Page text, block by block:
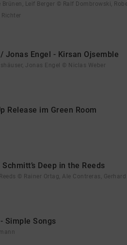
Leif Berger © Ralf Dombrowski,
Jonas Engel - Kirsan Ojsemble
Jonas Engel © Niclas Weber
Release im Green Room
Deep in the Reeds
© Rainer Ortag, Ale Contreras,
Simple Songs